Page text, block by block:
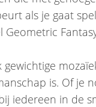
als je gaat
is. Of
iedereen in de